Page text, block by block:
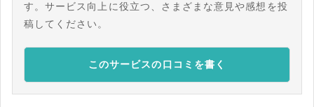
す。サービス向上に役立つ、さまざまな意見や感想を投
稿してください。
このサービスの口コミを書く